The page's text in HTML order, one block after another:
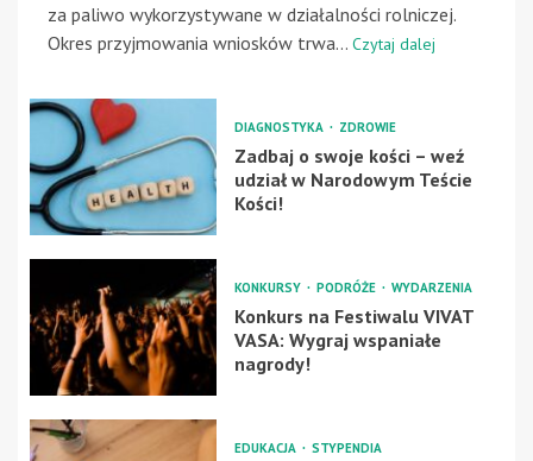
za paliwo wykorzystywane w działalności rolniczej.
Okres przyjmowania wniosków trwa... Czytaj dalej
DIAGNOSTYKA ZDROWIE
Zadbaj o swoje kości – weź
udział w Narodowym Teście
Kości!
KONKURSY PODRÓŻE WYDARZENIA
Konkurs na Festiwalu VIVAT
VASA: Wygraj wspaniałe
nagrody!
EDUKACJA STYPENDIA